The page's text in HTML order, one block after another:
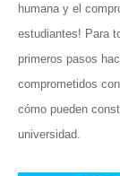
humana y el
estudiantes! Para
primeros pasos
comprometidos
cómo pueden
universidad.